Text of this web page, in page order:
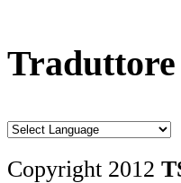
Traduttore
Copyright 2012